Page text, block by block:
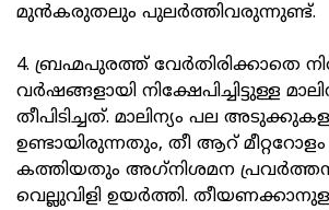
മുന്‍കരുതലും പുലര്‍ത്തിവരുന്നുണ്ട്.
4. ബ്രഹ്മപുരത്ത് വേര്‍തിരിക്കാതെ
വര്‍ഷങ്ങളായി നിക്ഷേപിച്ചിട്ടുള്ള
തീപിടിച്ചത്. മാലിന്യം പല
ഉണ്ടായിരുന്നതും, തീ ആറ്
കത്തിയതും അഗ്‌നിശമന
വെല്ലുവിളി ഉയര്‍ത്തി.